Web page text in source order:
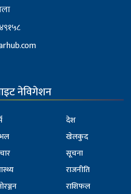
नेविगेशन
देश
खेलकुद
सूचना
राजनीति
राशिफल